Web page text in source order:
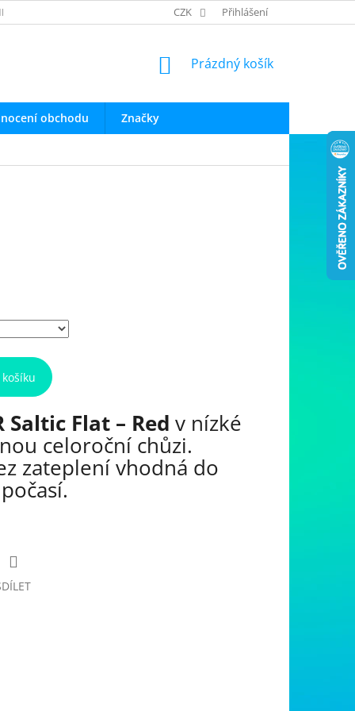
INFO O PRODUKTECH OBCHODNÍ PODMÍNKY
CZK Přihlášení
NÁKUPNÍ
Prázdný košík
obchodu Značky
Saltic Flat – Red v nízké
celoroční chůzi.
zateplení vhodná do